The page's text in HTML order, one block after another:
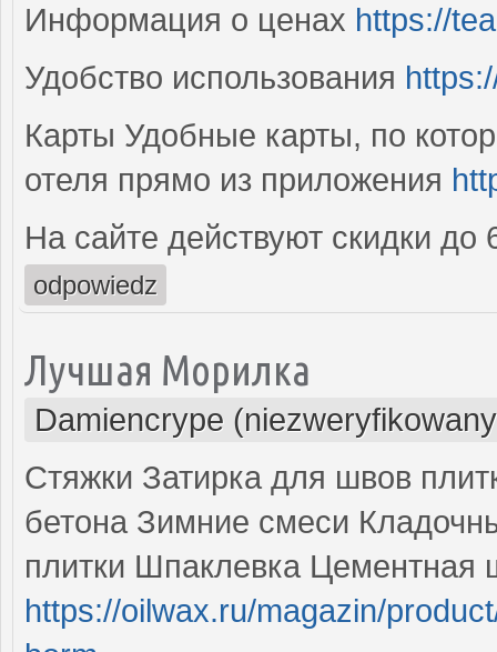
Информация о ценах https://
Удобство использования
Карты Удобные карты, по
отеля прямо из приложения
На сайте действуют скидки до
odpowiedz
Лучшая Морилка
Damiencrype
Стяжки Затирка для швов
бетона Зимние смеси
плитки Шпаклевка Цементная
https://oilwax.ru/magazin/